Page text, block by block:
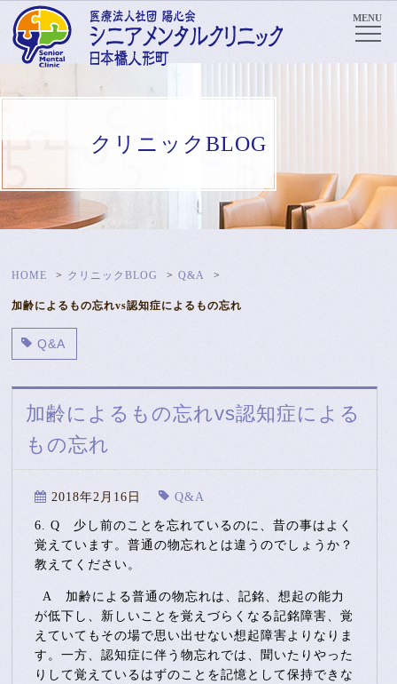
MENU
クリニックBLOG
HOME クリニックBLOG Q&A
加齢によるもの忘れvs認知症によるもの忘れ
Q&A
加齢によるもの忘れvs認知症による
もの忘れ
2018年2月16日 Q&A
6. Q 少し前のことを忘れているのに、昔の事はよく
覚えています。普通の物忘れとは違うのでしょうか？
教えてください。
A 加齢による普通の物忘れは、記銘、想起の能力
が低下し、新しいことを覚えづらくなる記銘障害、覚
えていてもその場で思い出せない想起障害よりなりま
す。一方、認知症に伴う物忘れでは、聞いたりやった
りして覚えているはずのことを記憶として保持できな